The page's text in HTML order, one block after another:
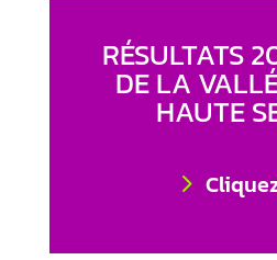
RÉSULTATS
DE LA
HAUTE